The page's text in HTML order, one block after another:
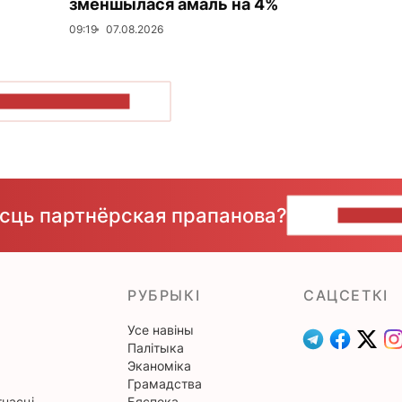
зменшылася амаль на 4%
09:19 07.08.2026
партнёрская прапанова?
РУБРЫКІ
Усе навіны
Палітыка
Эканоміка
Грамадства
САЦСЕТКІ